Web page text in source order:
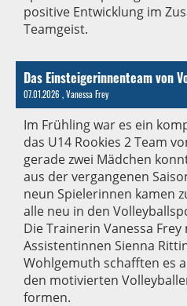
positive Entwicklung im
Teamgeist.
Das Einsteigerinnenteam von
07.01.2026 , Vanessa Frey
Im Frühling war es ein
das U14 Rookies 2 Team
gerade zwei Mädchen
aus der vergangenen
neun Spielerinnen kamen
alle neu in den
Die Trainerin Vanessa
Assistentinnen Sienna
Wohlgemuth schafften es
den motivierten
formen.